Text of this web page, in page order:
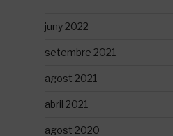
juny 2022
setembre 2021
agost 2021
abril 2021
agost 2020